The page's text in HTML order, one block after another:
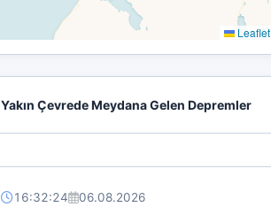
Leaflet
Yakın Çevrede Meydana Gelen Depremler
16:32:24 06.08.2026